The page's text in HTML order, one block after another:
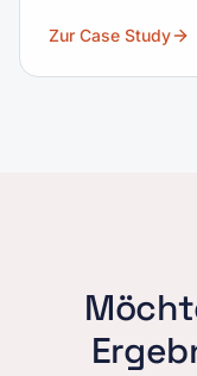
Zur Case Study